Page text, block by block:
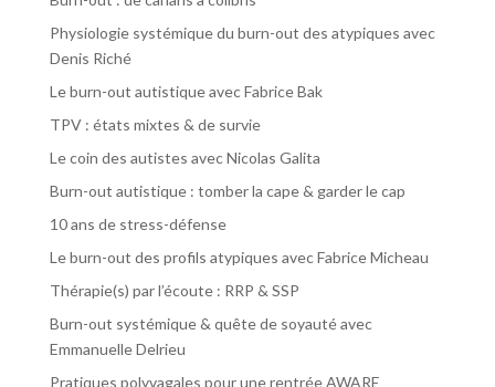
Physiologie systémique du burn-out des atypiques avec
Denis Riché
Le burn-out autistique avec Fabrice Bak
TPV : états mixtes & de survie
Le coin des autistes avec Nicolas Galita
Burn-out autistique : tomber la cape & garder le cap
10 ans de stress-défense
Le burn-out des profils atypiques avec Fabrice Micheau
Thérapie(s) par l’écoute : RRP & SSP
Burn-out systémique & quête de soyauté avec
Emmanuelle Delrieu
Pratiques polyvagales pour une rentrée AWARE